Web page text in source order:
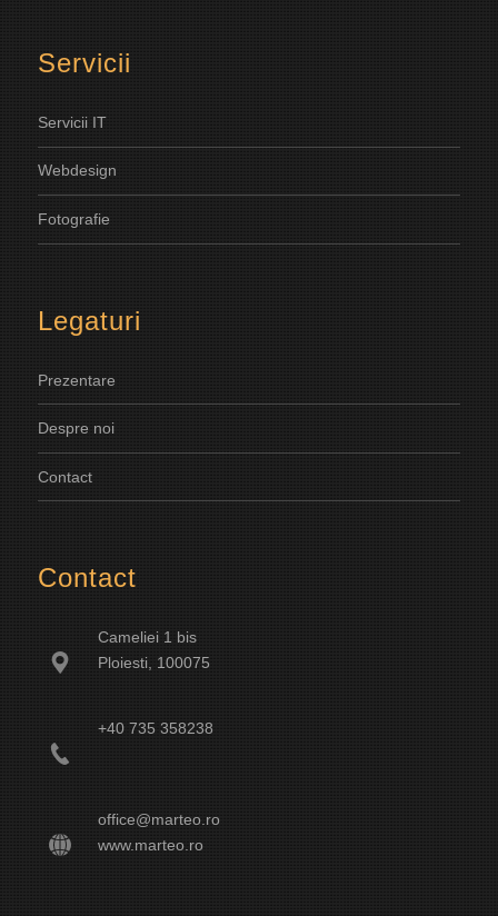
Servicii
Servicii IT
Webdesign
Fotografie
Legaturi
Prezentare
Despre noi
Contact
Contact
Cameliei 1 bis
Ploiesti, 100075
+40 735 358238
office@marteo.ro
www.marteo.ro